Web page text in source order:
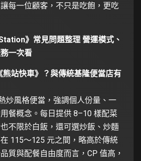
每一位顧客，不只是吃飽，更吃
》常見問題整理 營運模式、
一次看
熊站快車》？與傳統基隆便當店有
炒風格便當，強調個人份量、一
餐概念。每日提供 8–10 樣配菜
不限於白飯，還可選炒飯、炒麵
115～125 元之間，略高於傳統
質與配餐自由度而言，CP 值高，